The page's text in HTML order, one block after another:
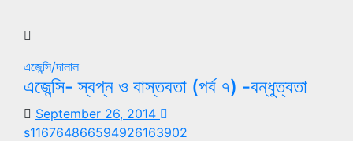
এজেন্সি/দালাল
এজেন্সি- স্বপ্ন ও বাস্তবতা (পর্ব ৭) -বন্ধুত্বতা
September 26, 2014
s116764866594926163902